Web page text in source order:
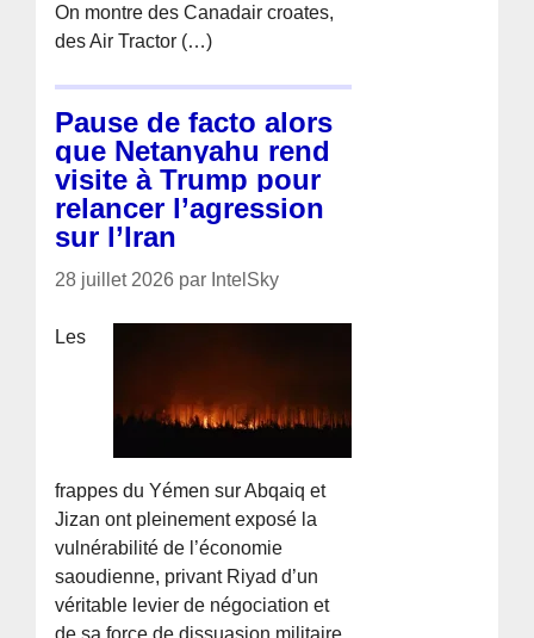
On montre des Canadair croates,
des Air Tractor (…)
Pause de facto alors
que Netanyahu rend
visite à Trump pour
relancer l’agression
sur l’Iran
28 juillet 2026 par IntelSky
Les
frappes du Yémen sur Abqaiq et
Jizan ont pleinement exposé la
vulnérabilité de l’économie
saoudienne, privant Riyad d’un
véritable levier de négociation et
de sa force de dissuasion militaire.